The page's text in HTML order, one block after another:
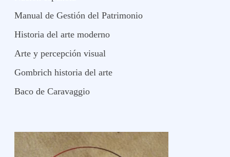
Manual de Gestión del Patrimonio
Historia del arte moderno
Arte y percepción visual
Gombrich historia del arte
Baco de Caravaggio